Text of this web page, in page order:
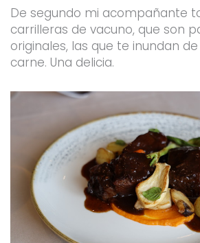
De segundo mi acompañante
carrilleras de vacuno, que son
originales, las que te inundan
carne. Una delicia.